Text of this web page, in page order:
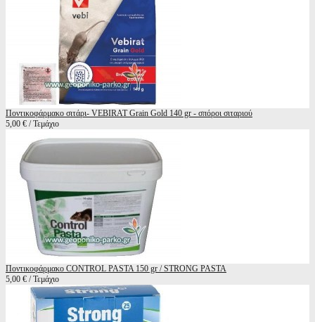
Ποντικοφάρμακο σιτάρι- VEBIRAT Grain Gold 140 gr - σπόροι σιταριού
5,00 € / Τεμάχιο
Ποντικοφάρμακο CONTROL PASTA 150 gr / STRONG PASTA
5,00 € / Τεμάχιο